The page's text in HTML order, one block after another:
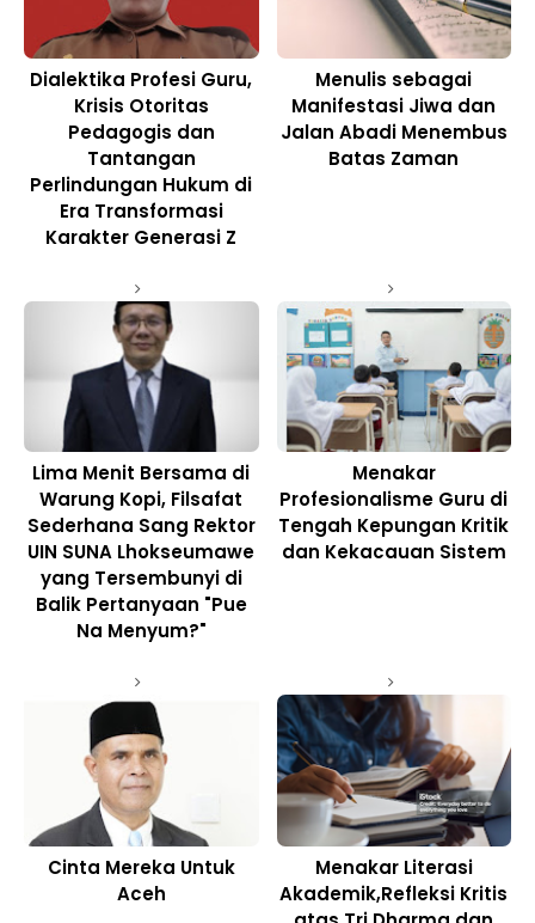
Dialektika Profesi Guru,
Krisis Otoritas
Pedagogis dan
Tantangan
Perlindungan Hukum di
Era Transformasi
Karakter Generasi Z
Menulis sebagai
Manifestasi Jiwa dan
Jalan Abadi Menembus
Batas Zaman
Lima Menit Bersama di
Warung Kopi, Filsafat
Sederhana Sang Rektor
UIN SUNA Lhokseumawe
yang Tersembunyi di
Balik Pertanyaan "Pue
Na Menyum?"
Menakar
Profesionalisme Guru di
Tengah Kepungan Kritik
dan Kekacauan Sistem
Cinta Mereka Untuk
Aceh
Menakar Literasi
Akademik,Refleksi Kritis